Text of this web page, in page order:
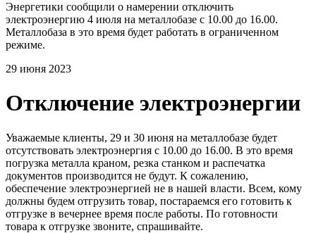
Энергетики сообщили о намерении отключить
электроэнергию 4 июля на металлобазе с 10.00 до 16.00.
Металлобаза в это время будет работать в ограниченном
режиме.
29 июня 2023
Отключение электроэнергии
Уважаемые клиенты, 29 и 30 июня на металлобазе будет
отсутствовать электроэнергия с 10.00 до 16.00. В это время
погрузка металла краном, резка станком и распечатка
документов производится не будут. К сожалению,
обеспечение электроэнергией не в нашей власти. Всем, кому
должны будем отгрузить товар, постараемся его готовить к
отгрузке в вечернее время после работы. По готовности
товара к отгрузке звоните, спрашивайте.